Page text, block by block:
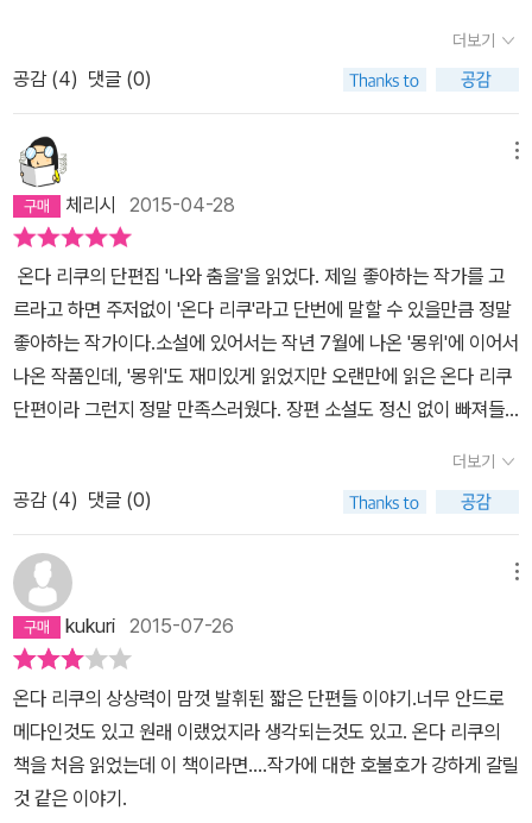
더보기
공감 (4) 댓글 (0)
체리시 2015-04-28
온다 리쿠의 단편집 '나와 춤을'을 읽었다. 제일 좋아하는 작가를 고
르라고 하면 주저없이 '온다 리쿠'라고 단번에 말할 수 있을만큼 정말
좋아하는 작가이다.소설에 있어서는 작년 7월에 나온 '몽위'에 이어서
나온 작품인데, '몽위'도 재미있게 읽었지만 오랜만에 읽은 온다 리쿠
단편이라 그런지 정말 만족스러웠다. 장편 소설도 정신 없이 빠져들
한다.특히 짧은 분량의 단편을 주로 내놓으면서 몇 안되는 페이지 속
에서 긴장감과 재미, 반전까지 선사하는 재주는 탁월하다고 생각한
다.이번 작품 '나와 춤을'에서도 그 재주는 어김없이 발휘되었다고 할
수 있다.첫 단편 [변심]에서 갑자기 사라져버린 친구를 찾기 위해 탐
정의 면모를 보여주는 시로야마의 이야기를 읽는 동시에나는 온다 리
쿠의 세계에 빠져들었다. 온다 리쿠 소설의 특징 중 하나는 끝없이 세
계를 확장해 나간다는 것이다.전에 썼던 작품에서 이어지는 소설을
쓰기도 하고, 등장인물 중 하나가 나오는 소설을 쓰기도 한다.하지만
다른 작가와 달리 이에서 그치지 않고 소설 속에 등장하는 소설, 이야
기, 등장인물을 가지고도 새로운 이야기를 만들어낸다.그리고 온다
리쿠가 발표하는 단편집에는 장편 소설의 뒷이야기가 실리는 경우가
더보기
공감 (4) 댓글 (0)
kukuri 2015-07-26
온다 리쿠의 상상력이 맘껏 발휘된 짧은 단편들 이야기.너무 안드로
메다인것도 있고 원래 이랬었지라 생각되는것도 있고. 온다 리쿠의
책을 처음 읽었는데 이 책이라면....작가에 대한 호불호가 강하게 갈릴
것 같은 이야기.